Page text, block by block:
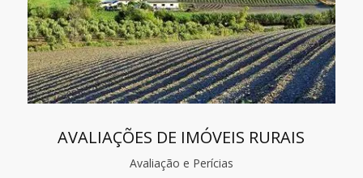
AVALIAÇÕES DE IMÓVEIS RURAIS
Avaliação e Perícias